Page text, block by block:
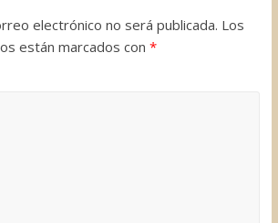
t
r
electrónico no será publicada. Los
están marcados con *